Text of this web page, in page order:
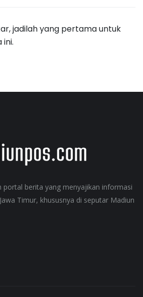
jadilah yang pertama untuk
portal berita yang menyajikan informasi
Timur, khususnya di seputar Madiun